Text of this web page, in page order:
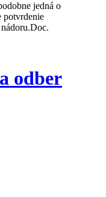
jedná o
potvrdenie
odber